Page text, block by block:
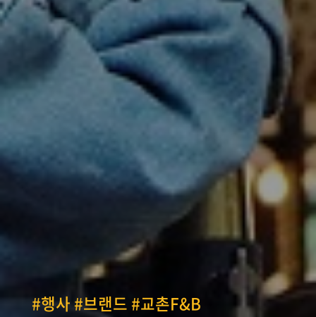
#행사 #브랜드 #교촌F&B